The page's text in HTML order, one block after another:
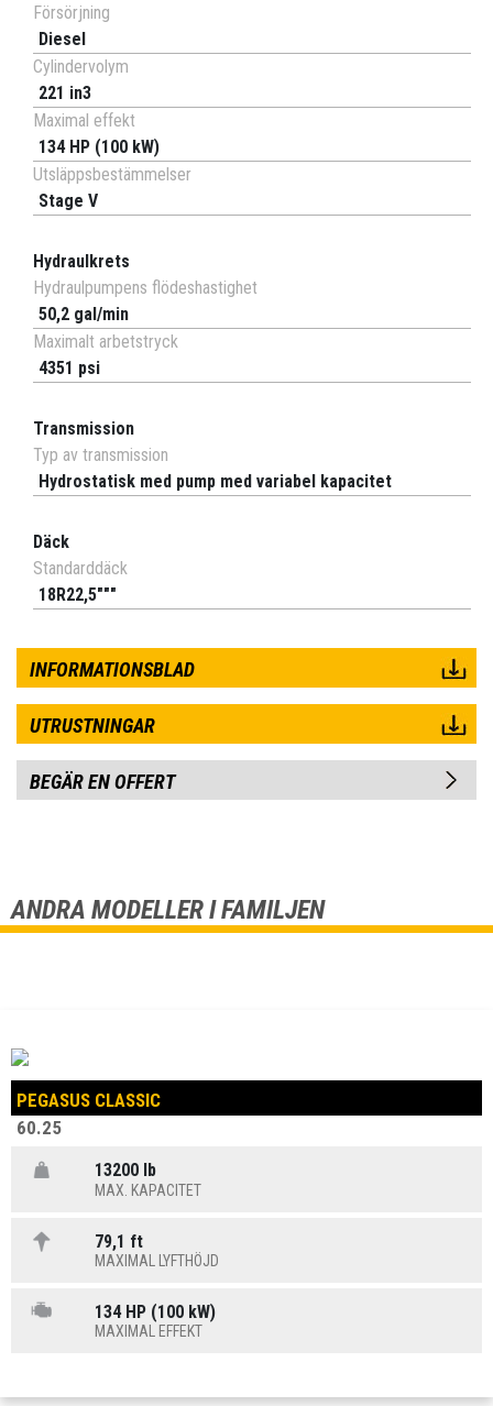
Försörjning
Diesel
Cylindervolym
221 in3
Maximal effekt
134 HP (100 kW)
Utsläppsbestämmelser
Stage V
Hydraulkrets
Hydraulpumpens flödeshastighet
50,2 gal/min
Maximalt arbetstryck
4351 psi
Transmission
Typ av transmission
Hydrostatisk med pump med variabel kapacitet
Däck
Standarddäck
18R22,5"""
INFORMATIONSBLAD
UTRUSTNINGAR
BEGÄR EN OFFERT
ANDRA MODELLER I FAMILJEN
PEGASUS CLASSIC
60.25
13200 lb
MAX. KAPACITET
79,1 ft
MAXIMAL LYFTHÖJD
134 HP (100 kW)
MAXIMAL EFFEKT